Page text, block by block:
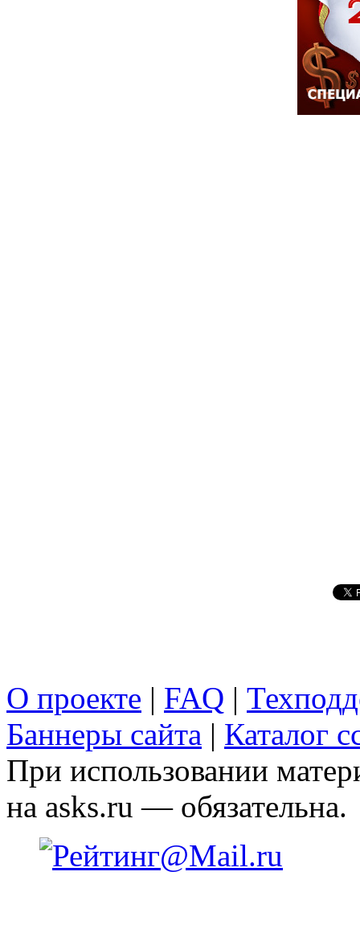
О проекте | FAQ |
Баннеры сайта | Каталог
При использовании
на asks.ru — обязательна.